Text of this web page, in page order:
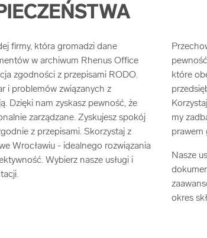
firmy, która gromadzi dane
w archiwum Rhenus Office
zgodności z przepisami RODO.
i problemów związanych z
Dzięki nam zyskasz pewność, że
zarządzane. Zyskujesz spokój
z przepisami. Skorzystaj z
Wrocławiu - idealnego rozwiązania
Wybierz nasze usługi i
które
my
prawem
Nasze
okres